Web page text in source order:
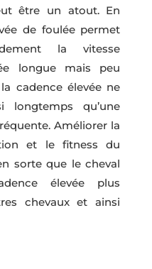
être un atout. En
de foulée permet
la vitesse
longue mais peu
cadence élevée ne
longtemps qu’une
Améliorer la
et le fitness du
sorte que le cheval
élevée plus
chevaux et ainsi